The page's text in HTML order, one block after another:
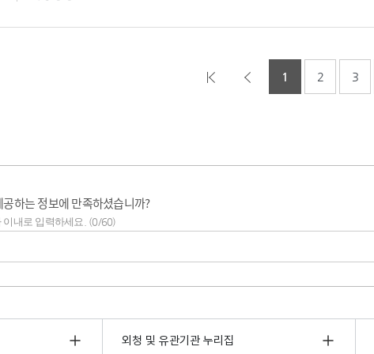
1 2 3
하는 정보에 만족하셨습니까?
내로 입력하세요. (0/60)
외청 및 유관기관 누리집